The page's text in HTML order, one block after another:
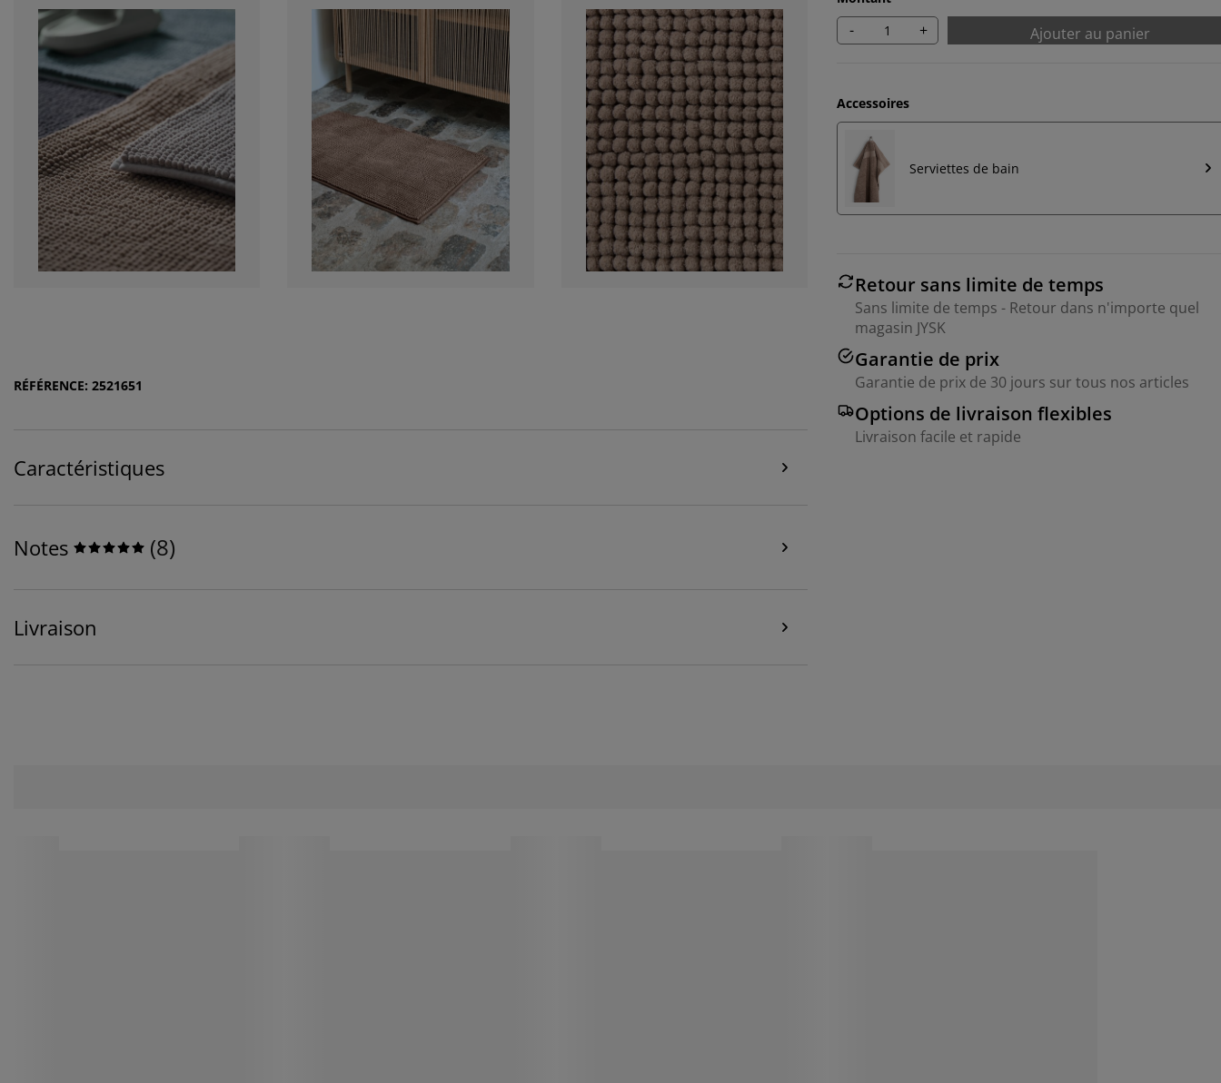
- + Ajouter au panier
Accessoires
Serviettes de bain
Retour sans limite de temps
Sans limite de temps - Retour dans n'importe quel
magasin JYSK
Garantie de prix
Garantie de prix de 30 jours sur tous nos articles
Options de livraison flexibles
Livraison facile et rapide
RÉFÉRENCE: 2521651
Caractéristiques
Notes (8)
Livraison